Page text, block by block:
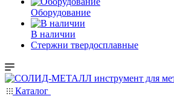
Оборудование
В наличии
Стержни твердосплавные
Каталог